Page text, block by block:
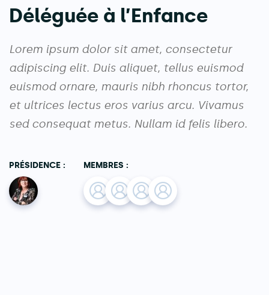
Déléguée à l’Enfance
Lorem ipsum dolor sit amet, consectetur
adipiscing elit. Duis aliquet, tellus euismod
euismod ornare, mauris nibh rhoncus tortor,
et ultrices lectus eros varius arcu. Vivamus
sed consequat metus. Nullam id felis libero.
PRÉSIDENCE : MEMBRES :